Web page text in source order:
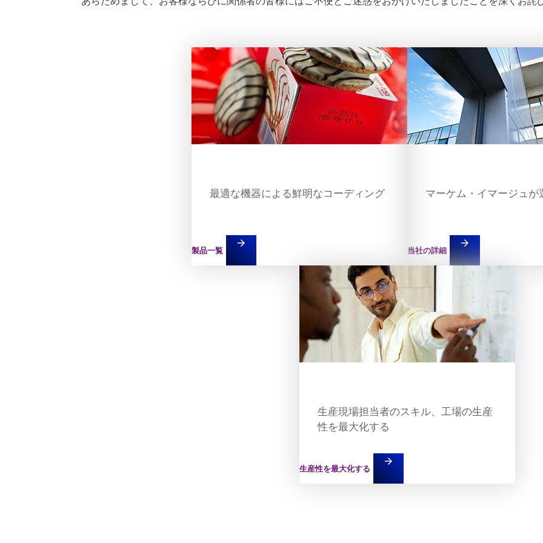
Teaser item
最適な機器による鮮明なコーディング
製品一覧
arrow_forward
Teaser item
マーケム・イマージュが
当社の詳細
arrow_forward
Teaser item
生産現場担当者のスキル、工場の生産
性を最大化する
生産性を最大化する
arrow_forward